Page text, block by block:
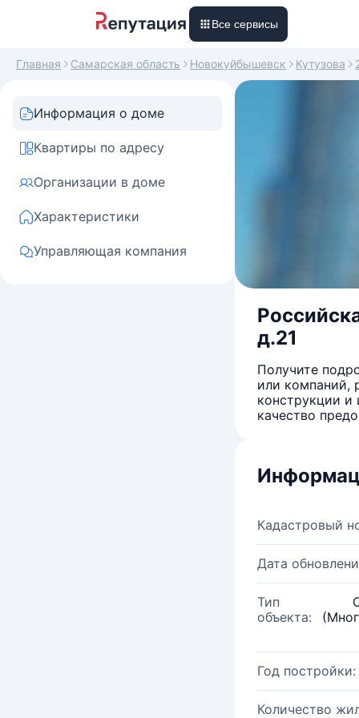
Все сервисы
Главная Самарская область Новокуйбышевск Кутузова
Информация о доме
Квартиры по адресу
Организации в доме
Характеристики
Управляющая компания
д.21
Получите
или компаний,
конструкции и
качество
Кадастровый
Дата
Тип
объекта:
Год постройки:
Количество